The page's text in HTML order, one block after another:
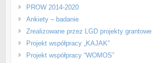
PROW 2014-2020
Ankiety – badanie
Zrealizowane przez LGD projekty grantowe
Projekt współpracy „KAJAK”
Projekt współpracy “WOMOS”